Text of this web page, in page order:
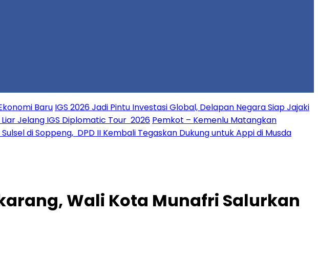
Baru IGS 2026 Jadi Pintu Investasi Global, Delapan Negara Siap Jajaki
Jelang IGS Diplomatic Tour 2026 Pemkot – Kemenlu Matangkan
di Soppeng, DPD II Kembali Tegaskan Dukung untuk Appi di Musda
Wali Kota Munafri Salurkan